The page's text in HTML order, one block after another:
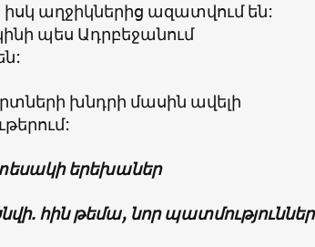
իսկ աղջիկներից ազատվում են:
պես Ադրբեջանում
խնդրի մասին ավելի
երեխաներ
հին թեմա, նոր պատմություններ